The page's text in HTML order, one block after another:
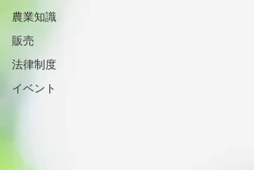
農業知識
販売
法律制度
イベント